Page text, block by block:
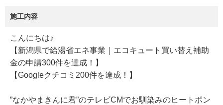
施工内容
こんにちは♪
【新潟県で給湯省エネ事業｜エコキュート買い替え補助
金の申請300件を達成！】
【Googleクチコミ200件を達成！】
”なかやまきんに君”のテレビCMでお馴染みのヒートポン